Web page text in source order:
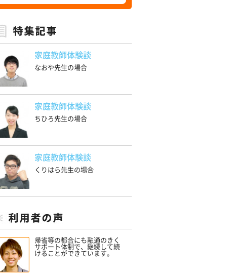
家庭教師体験談
なおや先生の場合
家庭教師体験談
ちひろ先生の場合
家庭教師体験談
くりはら先生の場合
帰省等の都合にも融通のきく
サポート体制で、継続して続
けることができています。